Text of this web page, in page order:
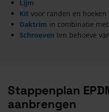
Lijm
Kit voor randen en hoeken
Daktrim in combinatie met
Schroeven ten behoeve
Stappenplan
aanbrengen